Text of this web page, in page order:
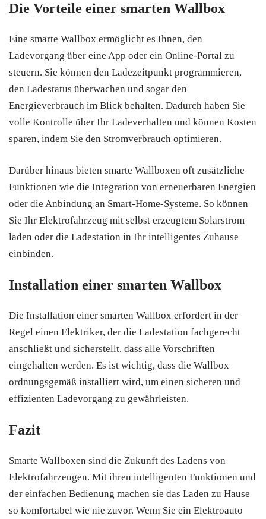
Die Vorteile einer smarten Wallbox
Eine smarte Wallbox ermöglicht es Ihnen, den
Ladevorgang über eine App oder ein Online-Portal zu
steuern. Sie können den Ladezeitpunkt programmieren,
den Ladestatus überwachen und sogar den
Energieverbrauch im Blick behalten. Dadurch haben Sie
volle Kontrolle über Ihr Ladeverhalten und können Kosten
sparen, indem Sie den Stromverbrauch optimieren.
Darüber hinaus bieten smarte Wallboxen oft zusätzliche
Funktionen wie die Integration von erneuerbaren Energien
oder die Anbindung an Smart-Home-Systeme. So können
Sie Ihr Elektrofahrzeug mit selbst erzeugtem Solarstrom
laden oder die Ladestation in Ihr intelligentes Zuhause
einbinden.
Installation einer smarten Wallbox
Die Installation einer smarten Wallbox erfordert in der
Regel einen Elektriker, der die Ladestation fachgerecht
anschließt und sicherstellt, dass alle Vorschriften
eingehalten werden. Es ist wichtig, dass die Wallbox
ordnungsgemäß installiert wird, um einen sicheren und
effizienten Ladevorgang zu gewährleisten.
Fazit
Smarte Wallboxen sind die Zukunft des Ladens von
Elektrofahrzeugen. Mit ihren intelligenten Funktionen und
der einfachen Bedienung machen sie das Laden zu Hause
so komfortabel wie nie zuvor. Wenn Sie ein Elektroauto